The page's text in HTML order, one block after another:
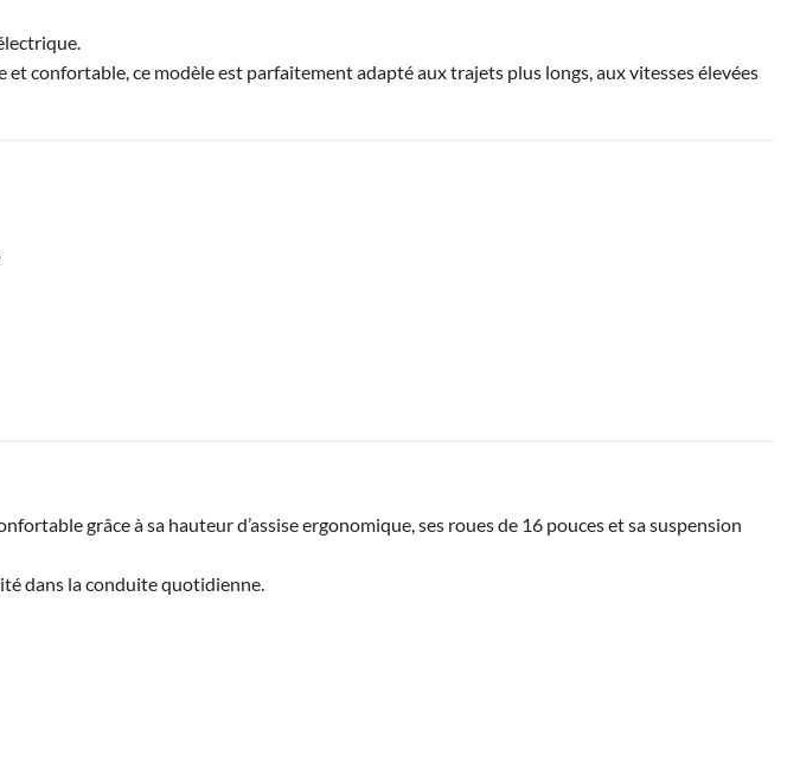
confortable, ce modèle est parfaitement adapté aux trajets plus longs, aux vitesses élevées
grâce à sa hauteur d’assise ergonomique, ses roues de 16 pouces et sa suspension
dans la conduite quotidienne.